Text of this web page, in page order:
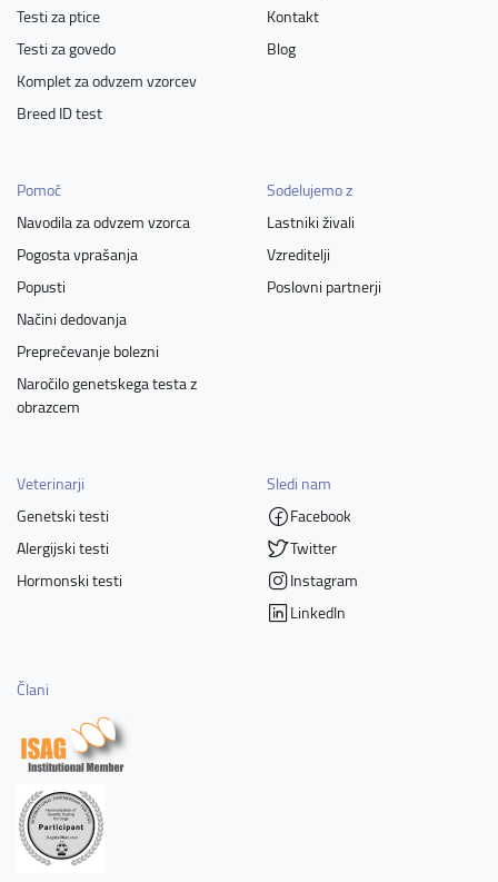
Testi za ptice
Testi za govedo
Komplet za odvzem vzorcev
Breed ID test
Kontakt
Blog
Pomoč
Navodila za odvzem vzorca
Pogosta vprašanja
Popusti
Načini dedovanja
Preprečevanje bolezni
Naročilo genetskega testa z
obrazcem
Sodelujemo z
Lastniki živali
Vzreditelji
Poslovni partnerji
Veterinarji
Genetski testi
Alergijski testi
Hormonski testi
Sledi nam
Facebook
Twitter
Instagram
LinkedIn
Člani